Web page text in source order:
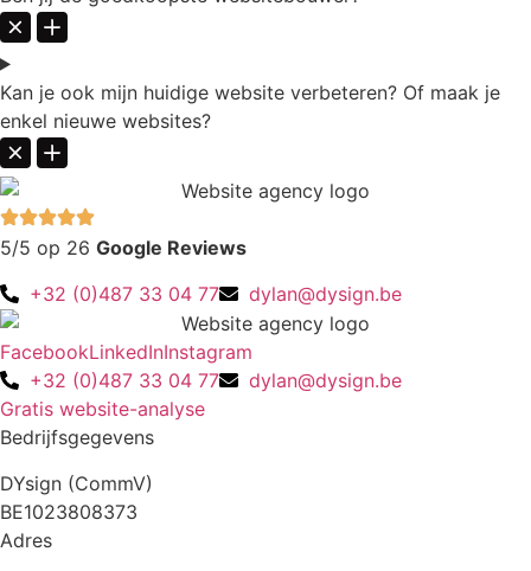
Kan je ook mijn huidige website verbeteren? Of maak je
enkel nieuwe websites?
5/5 op 26 Google Reviews
+32 (0)487 33 04 77
dylan@dysign.be
FacebookLinkedInInstagram
+32 (0)487 33 04 77
dylan@dysign.be
Gratis website-analyse
Bedrijfsgegevens
DYsign (CommV)
BE1023808373
Adres